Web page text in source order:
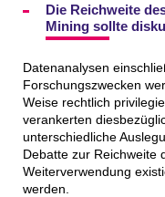
Die Reichweite
Mining sollte
Datenanalysen
Forschungszwecken
Weise rechtlich
verankerten
unterschiedliche
Debatte zur Reichweite
Weiterverwendung
werden.